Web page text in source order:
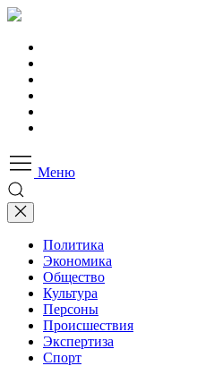
Меню
Политика
Экономика
Общество
Культура
Персоны
Происшествия
Экспертиза
Спорт